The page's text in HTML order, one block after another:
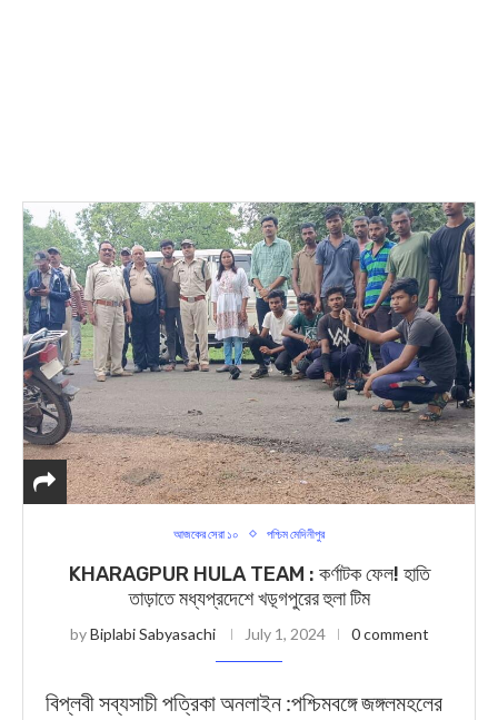
আজকের সেরা ১০ পশ্চিম মেদিনীপুর
KHARAGPUR HULA TEAM : কর্ণাটক ফেল! হাতি
তাড়াতে মধ্যপ্রদেশে খড়্গপুরের হুলা টিম
byBiplabi Sabyasachi July 1, 2024 0 comment
বিপ্লবী সব্যসাচী পত্রিকা অনলাইন :পশ্চিমবঙ্গে জঙ্গলমহলের